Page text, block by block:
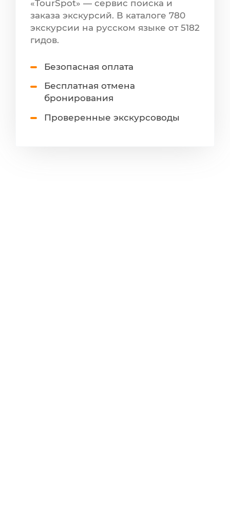
«TourSpot» — сервис поиска и
заказа экскурсий. В каталоге 780
экскурсии на русском языке от 5182
гидов.
Безопасная оплата
Бесплатная отмена
бронирования
Проверенные экскурсоводы